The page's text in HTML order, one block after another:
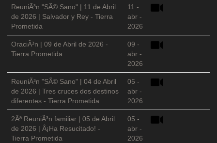
ReuniÃ³n "SÃ© Sano" | 11 de Abril
de 2026 | Salvador y Rey - Tierra
Prometida
11 -
abr -
2026
OraciÃ³n | 09 de Abril de 2026 -
Tierra Prometida
09 -
abr -
2026
ReuniÃ³n "SÃ© Sano" | 04 de Abril
de 2026 | Tres cruces dos destinos
diferentes - Tierra Prometida
05 -
abr -
2026
2Âª ReuniÃ³n familiar | 05 de Abril
de 2026 | Â¡Ha Resucitado! -
Tierra Prometida
05 -
abr -
2026